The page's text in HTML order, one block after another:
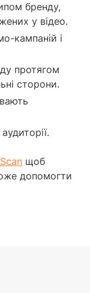
бренду,
у відео.
кампаній і
протягом
сторони.
щоб
допомогти